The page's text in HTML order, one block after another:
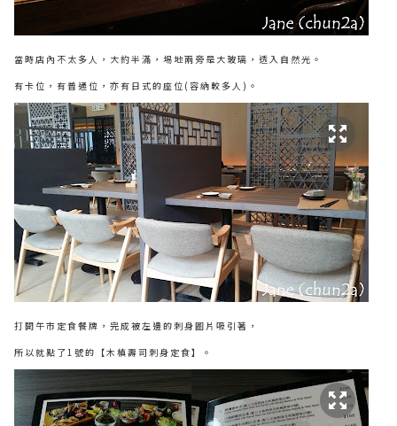
當時店內不太多人，大約半滿，埸地兩旁是大玻璃，透入自然光。
有卡位，有普通位，亦有日式的座位(容納較多人)。
打開午市定食餐牌，完成被左邊的刺身圖片吸引著，
所以就點了1號的【木槙壽司刺身定食】。